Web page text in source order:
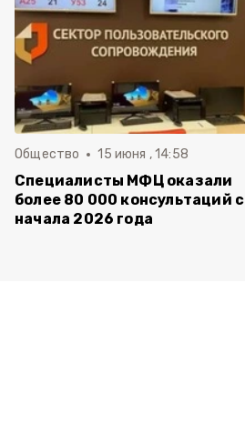
Общество 15 июня , 14:58
Специалисты МФЦ оказали
более 80 000 консультаций с
начала 2026 года